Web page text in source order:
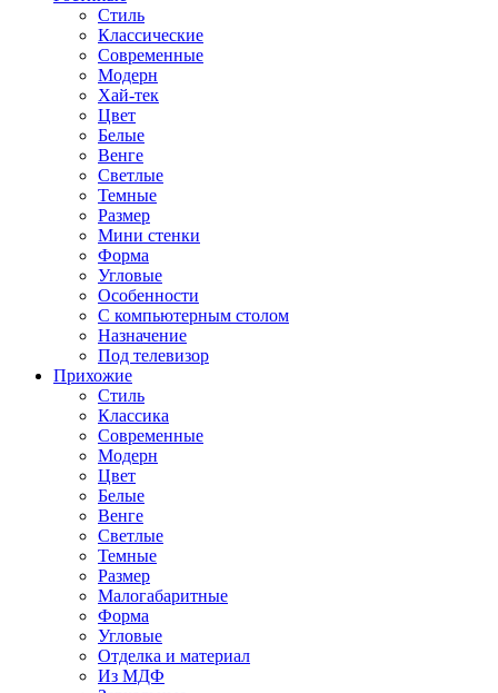
Стиль
Классические
Современные
Модерн
Хай-тек
Цвет
Белые
Венге
Светлые
Темные
Размер
Мини стенки
Форма
Угловые
Особенности
С компьютерным столом
Назначение
Под телевизор
Прихожие
Стиль
Классика
Современные
Модерн
Цвет
Белые
Венге
Светлые
Темные
Размер
Малогабаритные
Форма
Угловые
Отделка и материал
Из МДФ